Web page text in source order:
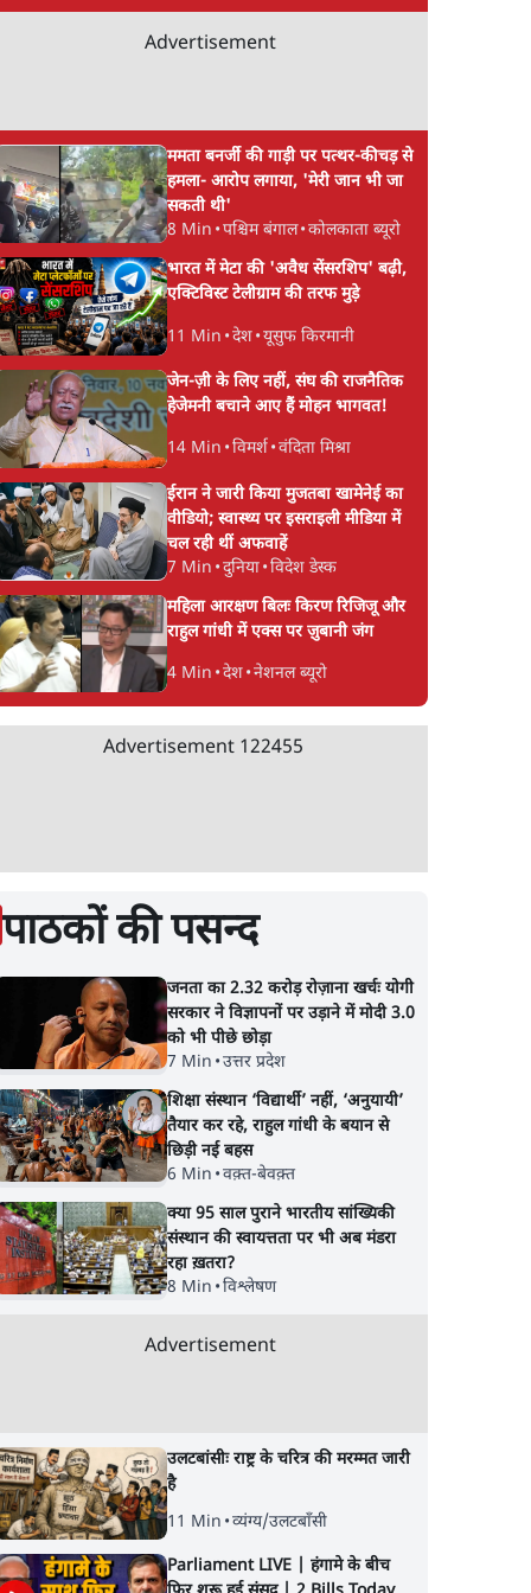
को समन
होगा'
Advertisement
ममता बनर्जी की गाड़ी पर पत्थर-कीचड़ से
हमला- आरोप लगाया, 'मेरी जान भी जा
सकती थी'
8 Min •पश्चिम बंगाल•कोलकाता ब्यूरो
भारत में मेटा की 'अवैध सेंसरशिप' बढ़ी,
एक्टिविस्ट टेलीग्राम की तरफ मुड़े
11 Min •देश•यूसुफ किरमानी
जेन-ज़ी के लिए नहीं, संघ की राजनैतिक
हेजेमनी बचाने आए हैं मोहन भागवत!
14 Min •विमर्श•वंदिता मिश्रा
ईरान ने जारी किया मुजतबा खामेनेई का
वीडियो; स्वास्थ्य पर इसराइली मीडिया में
चल रही थीं अफवाहें
7 Min •दुनिया•विदेश डेस्क
महिला आरक्षण बिलः किरण रिजिजू और
राहुल गांधी में एक्स पर ज़ुबानी जंग
4 Min •देश•नेशनल ब्यूरो
Advertisement 122455
पाठकों की पसन्द
जनता का 2.32 करोड़ रोज़ाना खर्चः योगी
सरकार ने विज्ञापनों पर उड़ाने में मोदी 3.0
को भी पीछे छोड़ा
7 Min •उत्तर प्रदेश
शिक्षा संस्थान ‘विद्यार्थी’ नहीं, ‘अनुयायी’
तैयार कर रहे, राहुल गांधी के बयान से
छिड़ी नई बहस
6 Min •वक़्त-बेवक़्त
क्या 95 साल पुराने भारतीय सांख्यिकी
संस्थान की स्वायत्तता पर भी अब मंडरा
रहा ख़तरा?
8 Min •विश्लेषण
Advertisement
उलटबांसीः राष्ट्र के चरित्र की मरम्मत जारी
है
11 Min •व्यंग्य/उलटबाँसी
Parliament LIVE | हंगामे के बीच